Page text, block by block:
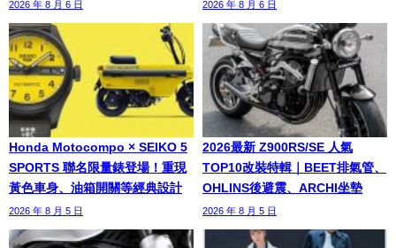
2026 年 8 月 6 日 2026 年 8 月 6 日
Honda Motocompo × SEIKO 5
SPORTS 聯名限量錶登場！重現
黃色車身、油箱開關等經典設計
2026 年 8 月 5 日
2026最新 Z900RS/SE 人氣
TOP10改裝特輯｜BEET排氣管、
OHLINS後避震、ARCHI坐墊
2026 年 8 月 5 日